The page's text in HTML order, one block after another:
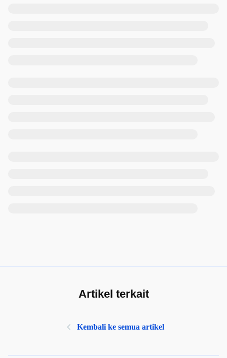
Artikel terkait
Kembali ke semua artikel